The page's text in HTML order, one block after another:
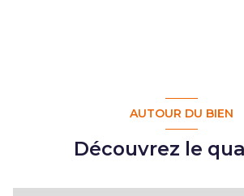
AUTOUR DU BIEN
Découvrez le